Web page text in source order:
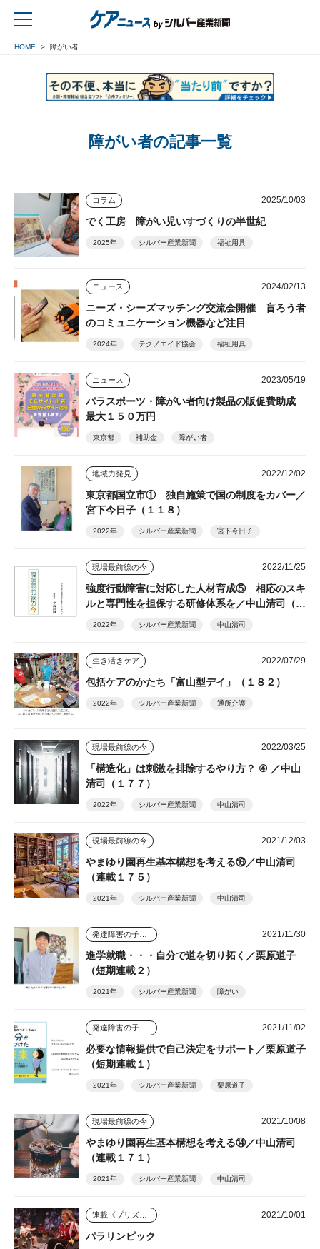
HOME 障がい者
障がい者の記事一覧
コラム 2025/10/03
でく工房 障がい児いすづくりの半世紀
2025年 シルバー産業新聞 福祉用具
ニュース 2024/02/13
ニーズ・シーズマッチング交流会開催 盲ろう者
のコミュニケーション機器など注目
2024年 テクノエイド協会 福祉用具
ニュース 2023/05/19
パラスポーツ・障がい者向け製品の販促費助成
最大１５０万円
東京都 補助金 障がい者
地域力発見 2022/12/02
東京都国立市① 独自施策で国の制度をカバー／
宮下今日子（１１８）
2022年 シルバー産業新聞 宮下今日子
現場最前線の今 2022/11/25
強度行動障害に対応した人材育成⑤ 相応のスキ
ルと専門性を担保する研修体系を／中山清司（１
2022年 シルバー産業新聞 中山清司
生き活きケア 2022/07/29
包括ケアのかたち「富山型デイ」（１８２）
2022年 シルバー産業新聞 通所介護
現場最前線の今 2022/03/25
「構造化」は刺激を排除するやり方？ ④ ／中山
清司（１７７）
2022年 シルバー産業新聞 中山清司
現場最前線の今 2021/12/03
やまゆり園再生基本構想を考える⑯／中山清司
（連載１７５）
2021年 シルバー産業新聞 中山清司
2021/11/30
進学就職・・・自分で道を切り拓く／栗原道子
（短期連載２）
2021年 シルバー産業新聞 障がい
2021/11/02
必要な情報提供で自己決定をサポート／栗原道子
（短期連載１）
2021年 シルバー産業新聞 栗原道子
現場最前線の今 2021/10/08
やまゆり園再生基本構想を考える⑭／中山清司
（連載１７１）
2021年 シルバー産業新聞 中山清司
2021/10/01
パラリンピック